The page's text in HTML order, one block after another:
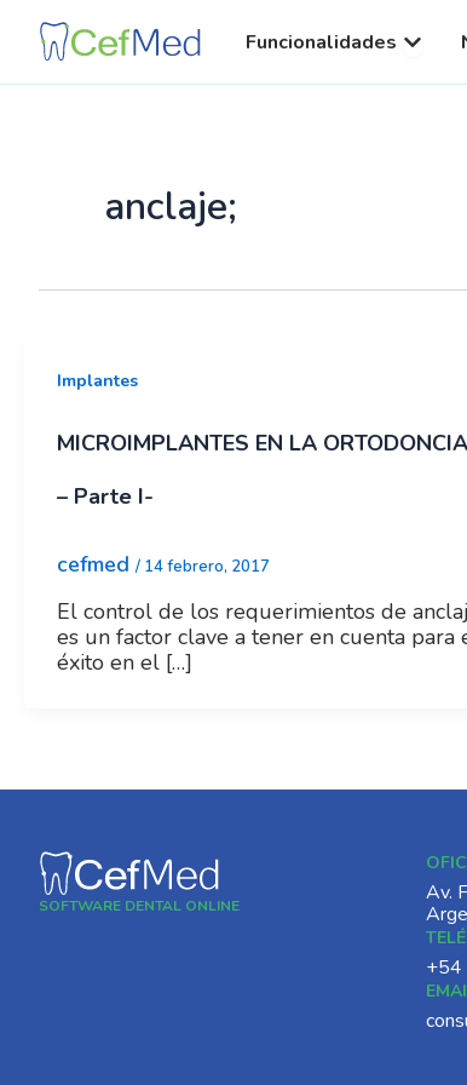
contenido
Funcionalidades Open
anclaje;
Implantes
MICROIMPLANTES EN LA ORTODONCIA
– Parte I-
cefmed / 14 febrero, 2017
El control de los requerimientos de
es un factor clave a tener en cuenta para
éxito en el […]
SOFTWARE DENTAL ONLINE
Av.
‪+54